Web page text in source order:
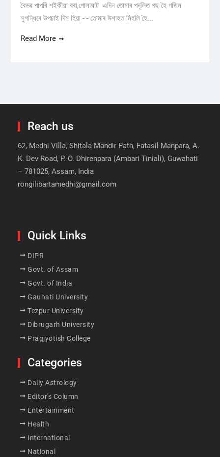
বৈভৱ পাপৰি শইকীয়া বৰা,গোলাঘাট এদিন তোমাৰ পদূলিত গছ হৈ গজিম
সুগন্ধিৰে উপচাই দিম হিয়া - - তোমাৰ উশাহত মিহলি হৈ...
Read More
Reach us
62, Medhi Villa, Shitala Mandir Path, Fatasil Manpara, A.
K. Dev Road, P. O. Dhirenpara (Ambari Tiniali), Guwahati
– 781025, Assam, India
rongilibartamedhi@gmail.com
Quick Links
DIPR
Govt. of Assam
Govt. of India
Gauhati University
Tezpur University
Dibrugarh University
Pragjyotish College
Categories
Daily Astrology
Editor's Column
Entertainment
Health
International
National